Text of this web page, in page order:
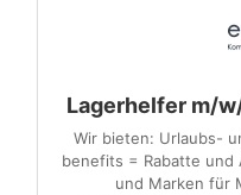
Lagerhelfer m/
Wir bieten: Urlaubs-
benefits = Rabatte
und Marken für